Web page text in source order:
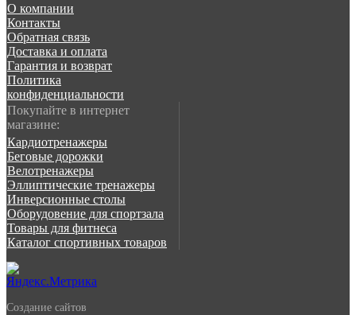
О компании
Контакты
Обратная связь
Доставка и оплата
Гарантия и возврат
Политика
конфиденциальности
Покупайте в интернет
магазине:
Кардиотренажеры
Беговые дорожки
Велотренажеры
Эллиптические тренажеры
Инверсионные столы
Оборудовение для спортзала
Товары для фитнеса
Каталог спортивных товаров
Создание сайтов